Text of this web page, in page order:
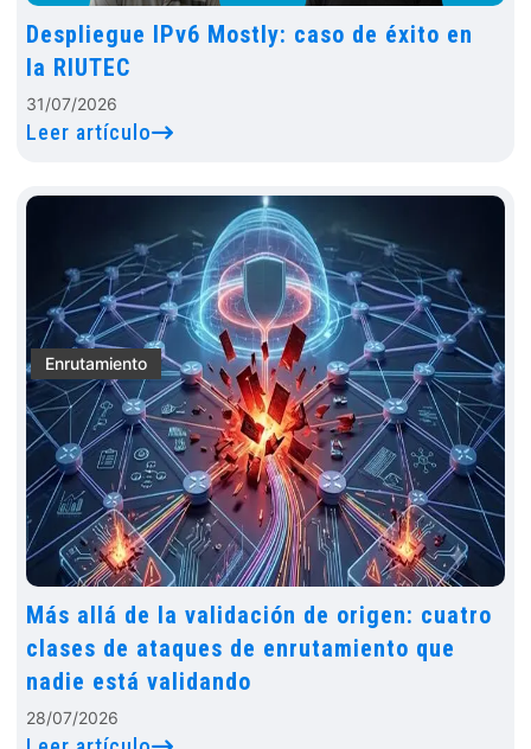
Despliegue IPv6 Mostly: caso de éxito en
la RIUTEC
31/07/2026
Leer artículo
Enrutamiento
Más allá de la validación de origen: cuatro
clases de ataques de enrutamiento que
nadie está validando
28/07/2026